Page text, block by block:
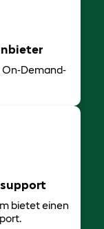
Demand-
bietet einen